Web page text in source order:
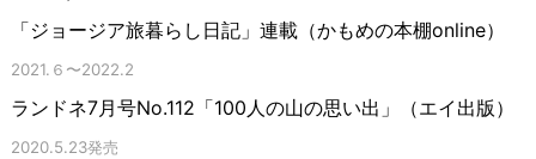
「ジョージア旅暮らし日記」連載（かもめの本棚online）
2021.６〜2022.2
ランドネ7月号No.112「100人の山の思い出」（エイ出版）
2020.5.23発売